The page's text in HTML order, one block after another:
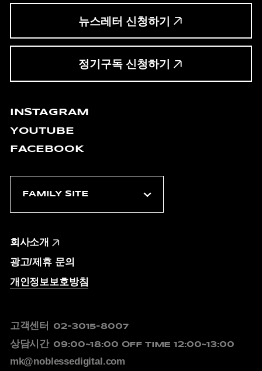
뉴스레터 신청하기
정기구독 신청하기
INSTAGRAM
YOUTUBE
FACEBOOK
회사소개
광고/제휴 문의
개인정보보호방침
고객센터 02-3015-8007
상담시간 09:00~18:00 OFF TIME 12:00~13:00
mk@noblessedigital.com